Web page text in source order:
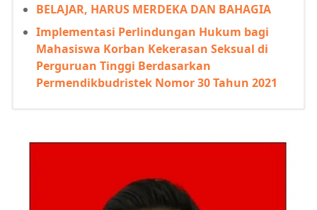
BELAJAR, HARUS MERDEKA DAN BAHAGIA
Implementasi Perlindungan Hukum bagi
Mahasiswa Korban Kekerasan Seksual di
Perguruan Tinggi Berdasarkan
Permendikbudristek Nomor 30 Tahun 2021